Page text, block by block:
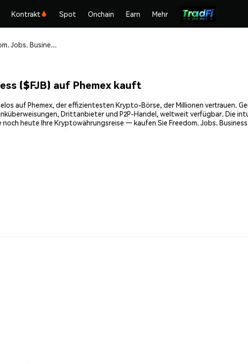
Kontrakt Spot Onchain Earn Mehr
Freedom. Jobs. Business ($FJB) sicher kaufen und speichern
($FJB) auf Phemex kauft
auf Phemex, der effizientesten Krypto-Börse, der Millionen vertrauen.
Drittanbieter und P2P-Handel, weltweit verfügbar. Die
heute Ihre Kryptowährungsreise — kaufen Sie Freedom. Jobs.